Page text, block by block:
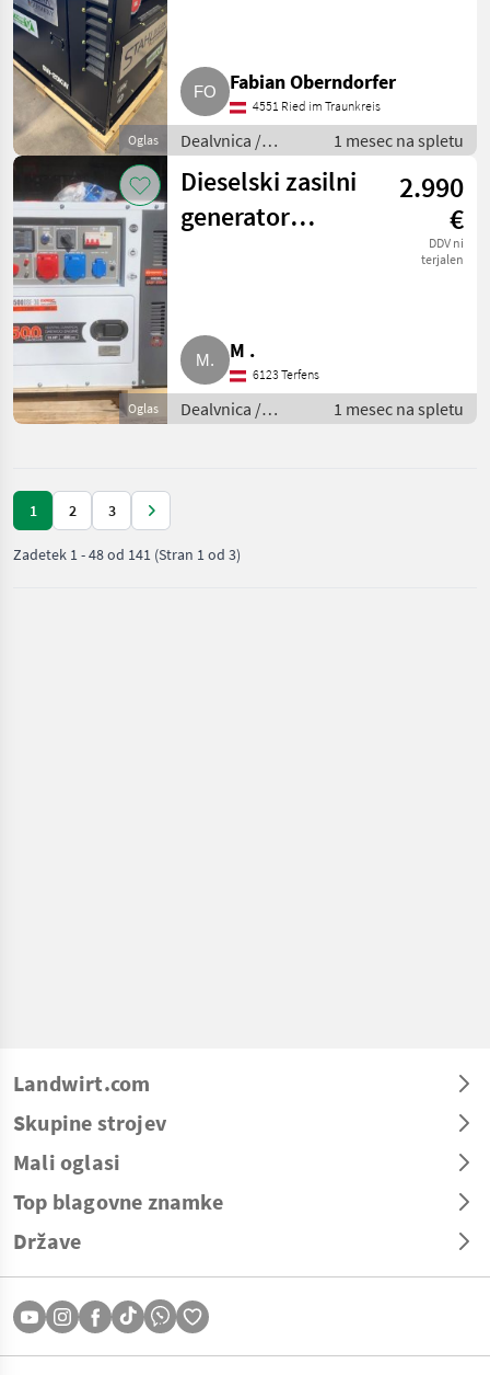
Oglas
Fabian Oberndorfer
4551 Ried im Traunkreis
Dealvnica /
Električni
generatorji
1 mesec na spletu
Oglas
Dieselski zasilni
generator
2.990
€
DDV ni
terjalen
M .
6123 Terfens
Dealvnica /
Električni
1 mesec na spletu
1 2 3
Zadetek 1-48od 141 (Stran 1 od 3)
Landwirt.com
Skupine strojev
Mali oglasi
Top blagovne znamke
Države